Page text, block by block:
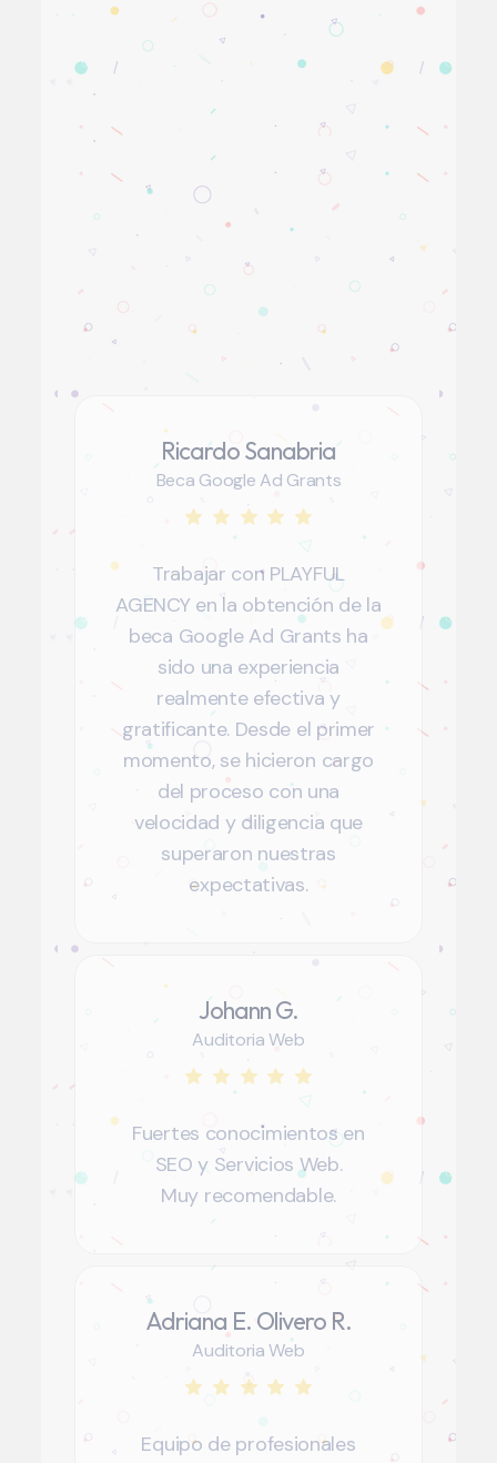
Ricardo Sanabria
Beca Google Ad Grants
Trabajar con PLAYFUL
AGENCY en la obtención de la
beca Google Ad Grants ha
sido una experiencia
realmente efectiva y
gratificante. Desde el primer
momento, se hicieron cargo
del proceso con una
velocidad y diligencia que
superaron nuestras
expectativas.
Johann G.
Auditoria Web
Fuertes conocimientos en
SEO y Servicios Web.
Muy recomendable.
Adriana E. Olivero R.
Auditoria Web
Equipo de profesionales